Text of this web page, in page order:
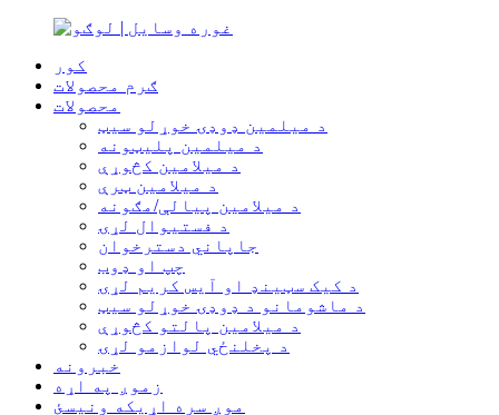
کور
ګرم محصولات
محصولات
د میلمین ډوډۍ خوړلو سیټ
د میلمین پلیټونه
د میلامین کڅوړې
د میلامین ټرې
د میلامین پیالې/مګونه
د فستیوال لړۍ
جاپاني دسترخوان
چپ او ډوب
د کیک سټینډ او آیس کریم لړۍ
د ماشومانو د ډوډۍ خوړلو سیټ
د میلامین پالتو کڅوړې
د پخلنځي لوازمو لړۍ
خبرونه
زموږ په اړه
موږ سره اړیکه ونیسئ